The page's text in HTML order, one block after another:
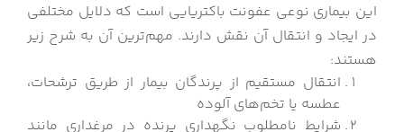
این بیماری نوعی عفونت باکتریایی است که دلایل مختلفی
در ایجاد و انتقال آن نقش دارند. مهم‌ترین آن به شرح زیر
هستند:
انتقال مستقیم از پرندگان بیمار از طریق ترشحات،
عطسه یا تخم‌های آلوده
شرایط نامطلوب نگهداری پرنده در مرغداری مانند